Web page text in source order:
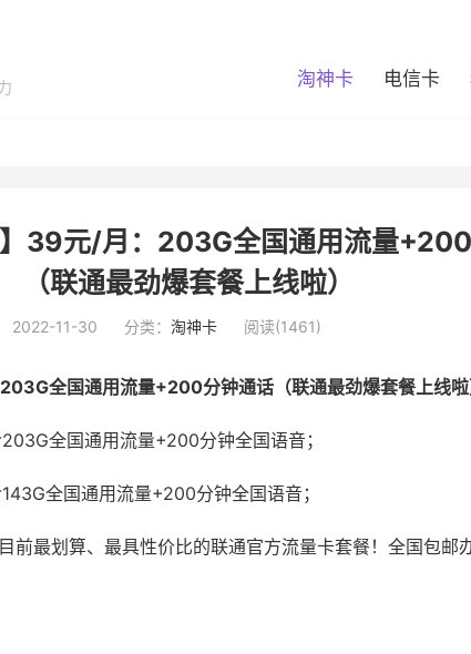
淘神卡 电信卡
】39元/月：203G全国通用流量
（联通最劲爆套餐上线啦）
2022-11-30 分类： 淘神卡 阅读(1461)
全国通用流量+200分钟通话（联通最劲爆套餐上线啦
全国通用流量+200分钟全国语音；
全国通用流量+200分钟全国语音；
前最划算、最具性价比的联通官方流量卡套餐！全国包邮办